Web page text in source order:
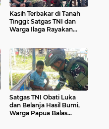
Kasih Terbakar di Tanah
Tinggi: Satgas TNI dan
Warga Ilaga Rayakan
Satgas TNI Obati Luka
dan Belanja Hasil Bumi,
Warga Papua Balas